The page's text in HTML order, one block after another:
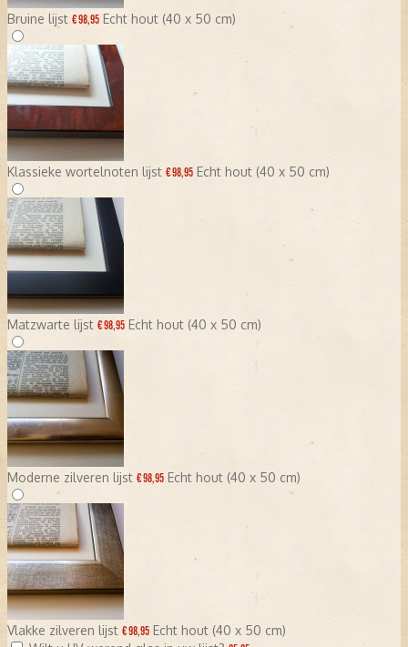
Bruine lijst € 98,95 Echt hout (40 x 50 cm)
Klassieke wortelnoten lijst € 98,95 Echt hout (40 x 50 cm)
Matzwarte lijst € 98,95 Echt hout (40 x 50 cm)
Moderne zilveren lijst € 98,95 Echt hout (40 x 50 cm)
Vlakke zilveren lijst € 98,95 Echt hout (40 x 50 cm)